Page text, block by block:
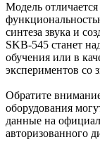
Модель
синтеза звука и
SKB-545 станет
обучения или в
экспериментов со
Обратите
оборудования
данные на
авторизованного